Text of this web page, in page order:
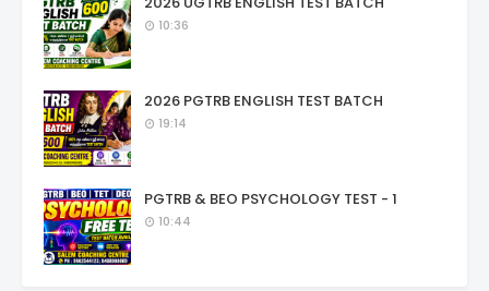
10:36
2026 PGTRB ENGLISH TEST BATCH
19:14
PGTRB & BEO PSYCHOLOGY TEST - 1
10:44